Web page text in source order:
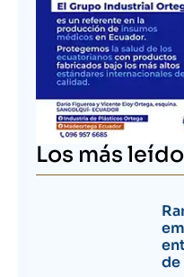
Los más
de